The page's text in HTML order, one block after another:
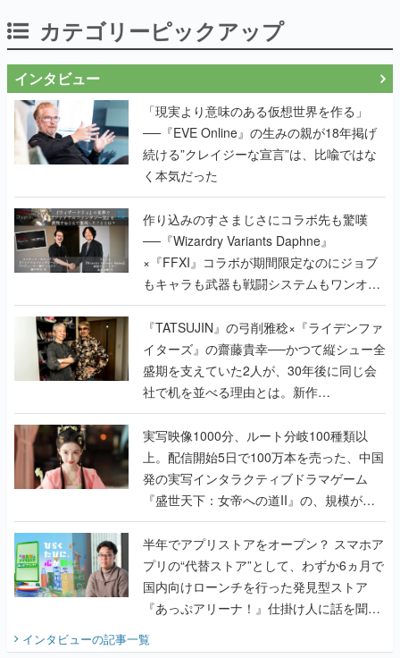
カテゴリーピックアップ
インタビュー
「現実より意味のある仮想世界を作る」
──『EVE Online』の生みの親が18年掲げ
続ける”クレイジーな宣言”は、比喩ではな
く本気だった
作り込みのすさまじさにコラボ先も驚嘆
──『Wizardry Variants Daphne』
×『FFXI』コラボが期間限定なのにジョブ
もキャラも武器も戦闘システムもワンオフ
で作り込まれた理由を両ディレクターに聞
く
『TATSUJIN』の弓削雅稔×『ライデンファ
イターズ』の齋藤貴幸──かつて縦シュー全
盛期を支えていた2人が、30年後に同じ会
社で机を並べる理由とは。新作
『TATSUJIN EXTREME』で初タッグを組
んだレジェンド2人に訊く開発秘話
実写映像1000分、ルート分岐100種類以
上。配信開始5日で100万本を売った、中国
発の実写インタラクティブドラマゲーム
『盛世天下：女帝への道II』の、規模が違
うこだわりをプロデューサーに聞いた
半年でアプリストアをオープン？ スマホア
プリの“代替ストア”として、わずか6ヵ月で
国内向けローンチを行った発見型ストア
『あっぷアリーナ！』仕掛け人に話を聞い
インタビューの記事一覧